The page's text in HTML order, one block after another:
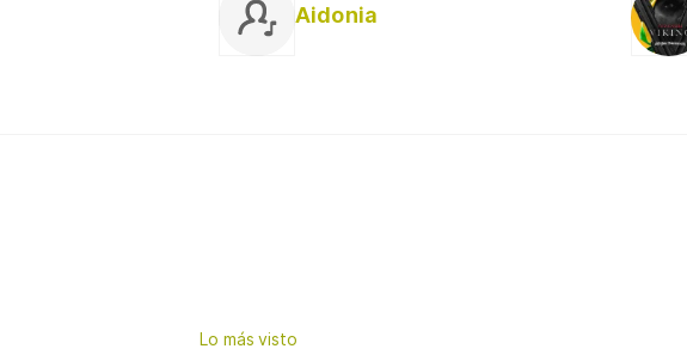
Aidonia
Lo más visto